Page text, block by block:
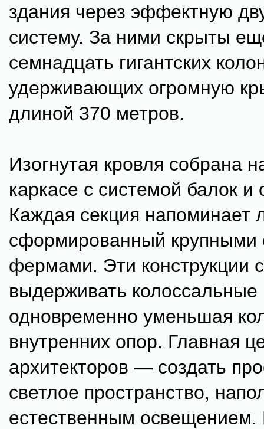
здания через эффектную
систему. За ними скрыты
семнадцать гигантских
удерживающих огромную
длиной 370 метров.
Изогнутая кровля собрана
каркасе с системой балок и
Каждая секция напоминает
сформированный крупными
фермами. Эти конструкции
выдерживать колоссальные
одновременно уменьшая
внутренних опор. Главная
архитекторов — создать
светлое пространство,
естественным освещением.